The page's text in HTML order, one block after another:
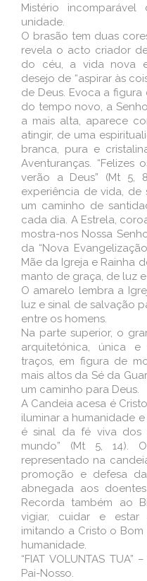
Mistério
unidade.
O brasão tem duas
revela o acto criador
do céu, a vida nova
desejo de “aspirar às
de Deus. Evoca a figura
do tempo novo, a
a mais alta, aparece
atingir, de uma
branca, pura e
Aventuranças.
verão a Deus” (Mt 5,
experiência de vida, de
um caminho de
cada dia. A Estrela,
mostra-nos Nossa
da “Nova
Mãe da Igreja e Rainha
manto de graça, de luz
O amarelo lembra a
luz e sinal de salvação
entre os homens.
Na parte superior, o
arquitetónica, única
traços, em figura de
mais altos da Sé da
um caminho para Deus.
A Candeia acesa é
iluminar a humanidade
é sinal da fé viva dos
mundo” (Mt 5, 14).
representado na
promoção e defesa
abnegada aos
Recorda também ao
vigiar, cuidar e estar
imitando a Cristo o
humanidade.
“FIAT VOLUNTAS
Pai-Nosso.